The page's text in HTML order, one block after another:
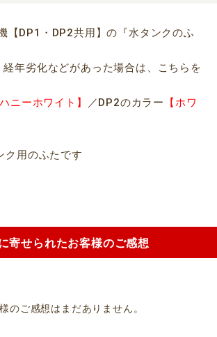
【DP1・DP2共用】の『水タンクのふ
年劣化などがあった場合は、こちらを
ハニーホワイト】 ／DP2のカラー
【ホワ
ク用のふたです
寄せられたお客様のご感想
のご感想はまだありません。